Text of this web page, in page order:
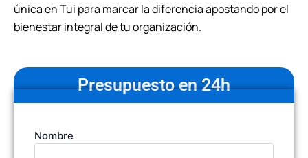
única en Tui para marcar la diferencia apostando por el
bienestar integral de tu organización.
Presupuesto en 24h
Tu
nombre
Nombre